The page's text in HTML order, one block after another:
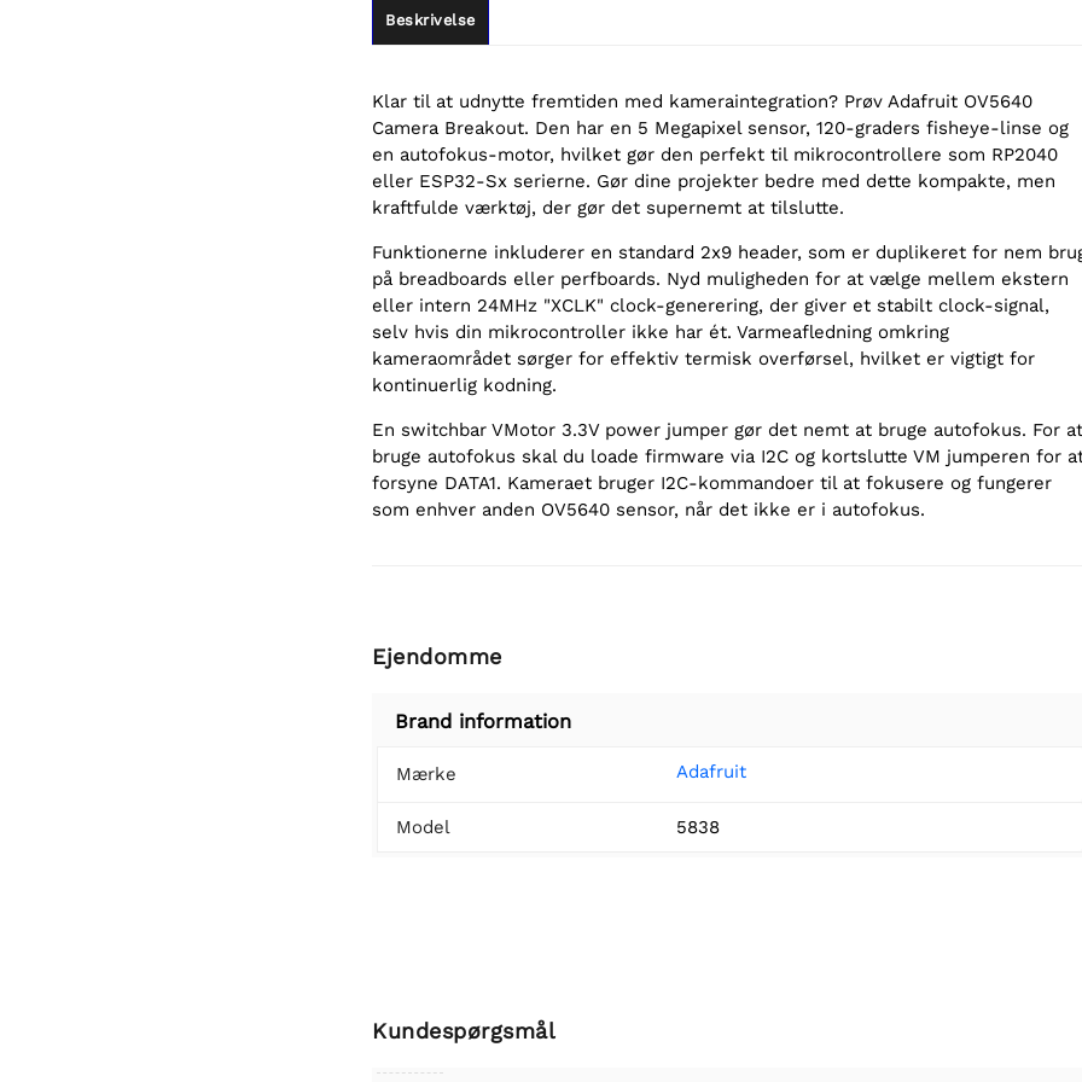
Beskrivelse
Klar til at udnytte fremtiden med kameraintegration? Prøv Adafruit OV5640
Camera Breakout. Den har en 5 Megapixel sensor, 120-graders fisheye-linse og
en autofokus-motor, hvilket gør den perfekt til mikrocontrollere som RP2040
eller ESP32-Sx serierne. Gør dine projekter bedre med dette kompakte, men
kraftfulde værktøj, der gør det supernemt at tilslutte.
Funktionerne inkluderer en standard 2x9 header, som er duplikeret for nem
på breadboards eller perfboards. Nyd muligheden for at vælge mellem ekstern
eller intern 24MHz "XCLK" clock-generering, der giver et stabilt clock-signal,
selv hvis din mikrocontroller ikke har ét. Varmeafledning omkring
kameraområdet sørger for effektiv termisk overførsel, hvilket er vigtigt for
kontinuerlig kodning.
En switchbar VMotor 3.3V power jumper gør det nemt at bruge autofokus. For at
bruge autofokus skal du loade firmware via I2C og kortslutte VM jumperen for
forsyne DATA1. Kameraet bruger I2C-kommandoer til at fokusere og fungerer
som enhver anden OV5640 sensor, når det ikke er i autofokus.
Ejendomme
Brand information
Mærke Adafruit
Model 5838
Kundespørgsmål